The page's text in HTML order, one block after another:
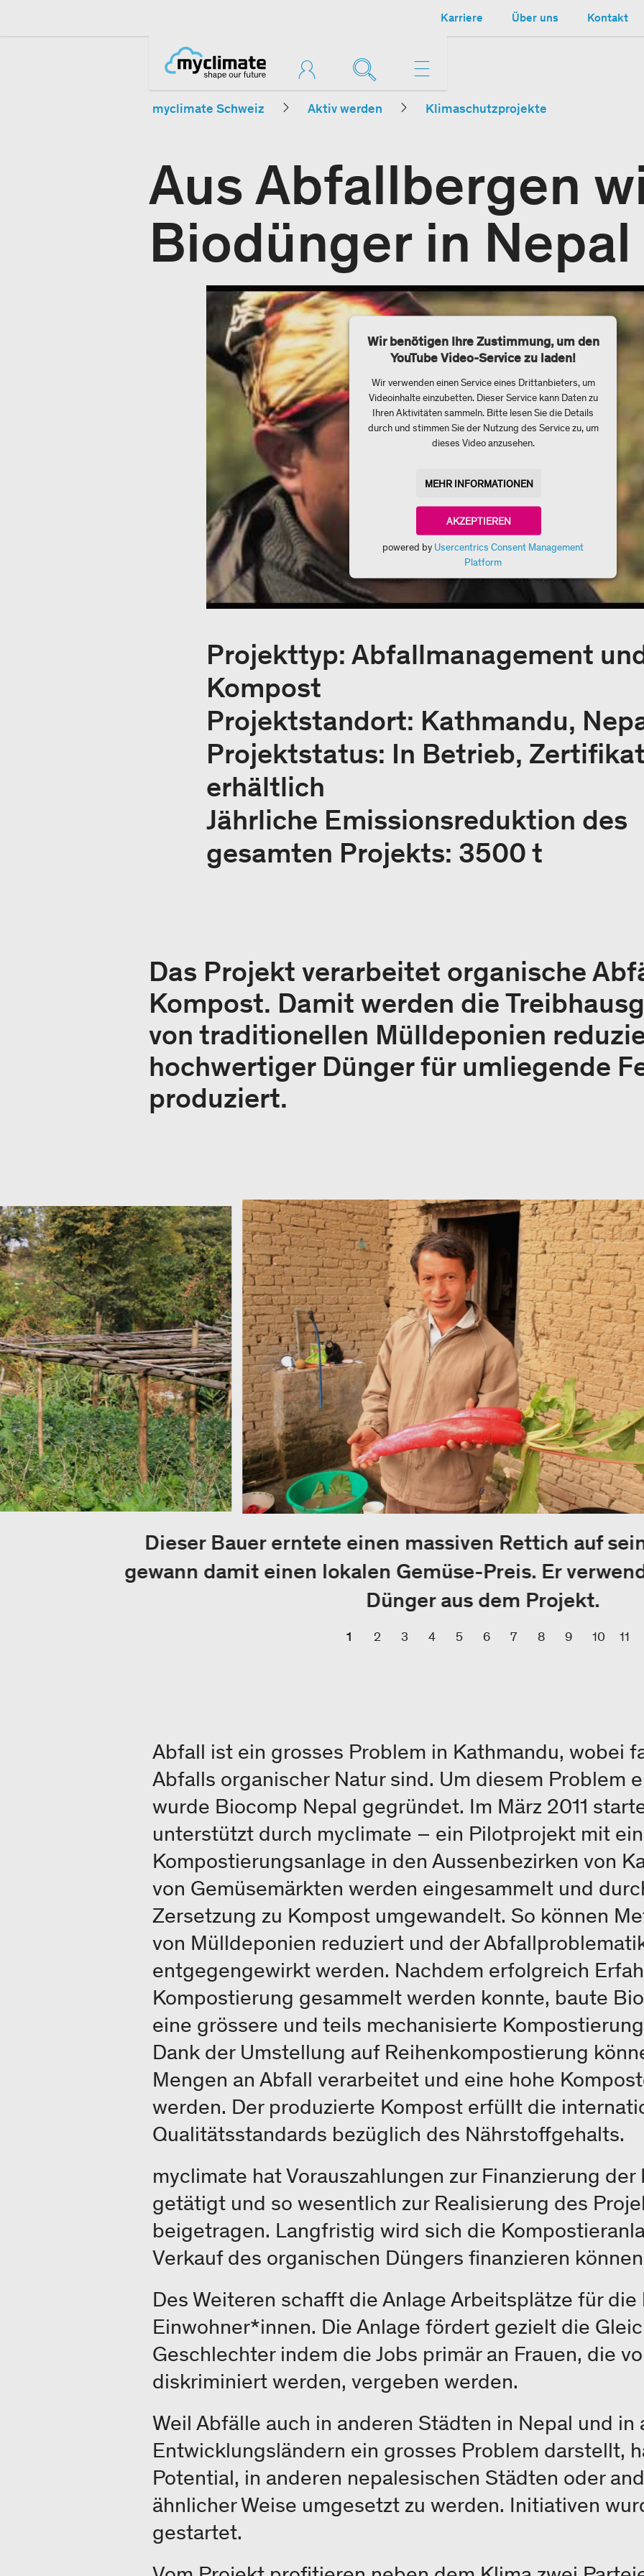
Karriere Über uns Kontakt
myclimate Schweiz Aktiv werden Klimaschutzprojekte
Aus Abfallbergen
Biodünger in Nepal
Wir benötigen Ihre Zustimmung, um den
YouTube Video-Service zu laden!
Wir verwenden einen Service eines Drittanbieters, um
Videoinhalte einzubetten. Dieser Service kann Daten zu
Ihren Aktivitäten sammeln. Bitte lesen Sie die Details
durch und stimmen Sie der Nutzung des Service zu, um
dieses Video anzusehen.
MEHR INFORMATIONEN
AKZEPTIEREN
powered by Usercentrics Consent Management
Platform
Projekttyp: Abfallmanagement
Kompost
Projektstandort: Kathmandu,
Projektstatus: In Betrieb,
erhältlich
Jährliche Emissionsreduktion des
gesamten Projekts: 3500 t
Das Projekt verarbeitet organische
Kompost. Damit werden die
von traditionellen Mülldeponien
hochwertiger Dünger für umliegende
produziert.
Dieser Bauer erntete einen massiven Rettich auf
gewann damit einen lokalen Gemüse-Preis. Er
Dünger aus dem Projekt.
1 2 3 4 5 6 7 8 9 10 11
Abfall ist ein grosses Problem in Kathmandu, wobei
Abfalls organischer Natur sind. Um diesem Problem
wurde Biocomp Nepal gegründet. Im März 2011
unterstützt durch myclimate – ein Pilotprojekt mit
Kompostierungsanlage in den Aussenbezirken von
von Gemüsemärkten werden eingesammelt und
Zersetzung zu Kompost umgewandelt. So können
von Mülldeponien reduziert und der
entgegengewirkt werden. Nachdem erfolgreich
Kompostierung gesammelt werden konnte, baute
eine grössere und teils mechanisierte
Dank der Umstellung auf Reihenkompostierung
Mengen an Abfall verarbeitet und eine hohe
werden. Der produzierte Kompost erfüllt die
Qualitätsstandards bezüglich des Nährstoffgehalts.
myclimate hat Vorauszahlungen zur Finanzierung
getätigt und so wesentlich zur Realisierung des
beigetragen. Langfristig wird sich die
Verkauf des organischen Düngers finanzieren
Des Weiteren schafft die Anlage Arbeitsplätze für die
Einwohner*innen. Die Anlage fördert gezielt die
Geschlechter indem die Jobs primär an Frauen, die
diskriminiert werden, vergeben werden.
Weil Abfälle auch in anderen Städten in Nepal und in
Entwicklungsländern ein grosses Problem darstellt,
Potential, in anderen nepalesischen Städten oder
ähnlicher Weise umgesetzt zu werden. Initiativen
gestartet.